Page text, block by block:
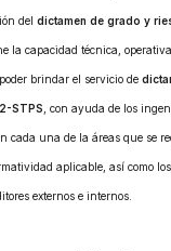
del dictamen de grado y
la capacidad técnica,
brindar el servicio de
STPS , con ayuda de los
cada una de la áreas que se
aplicable, así como
externos e internos.